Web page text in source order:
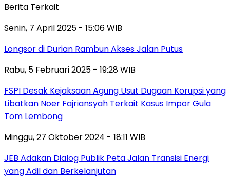
Berita Terkait
Senin, 7 April 2025 - 15:06 WIB
Longsor di Durian Rambun Akses Jalan Putus
Rabu, 5 Februari 2025 - 19:28 WIB
FSPI Desak Kejaksaan Agung Usut Dugaan Korupsi yang
Libatkan Noer Fajriansyah Terkait Kasus Impor Gula
Tom Lembong
Minggu, 27 Oktober 2024 - 18:11 WIB
JEB Adakan Dialog Publik Peta Jalan Transisi Energi
yang Adil dan Berkelanjutan